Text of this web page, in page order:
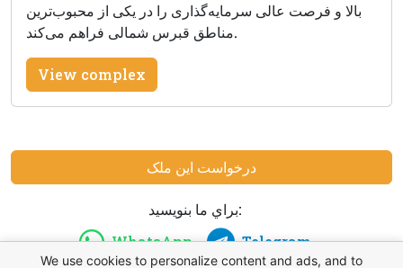
بالا و فرصت عالی سرمایه‌گذاری را در یکی از محبوب‌ترین
مناطق قبرس شمالی فراهم می‌کند.
View complex
درخواست این ملک
براي ما بنويسيد:
WhatsApp
Telegram
We use cookies to personalize content and ads, and to